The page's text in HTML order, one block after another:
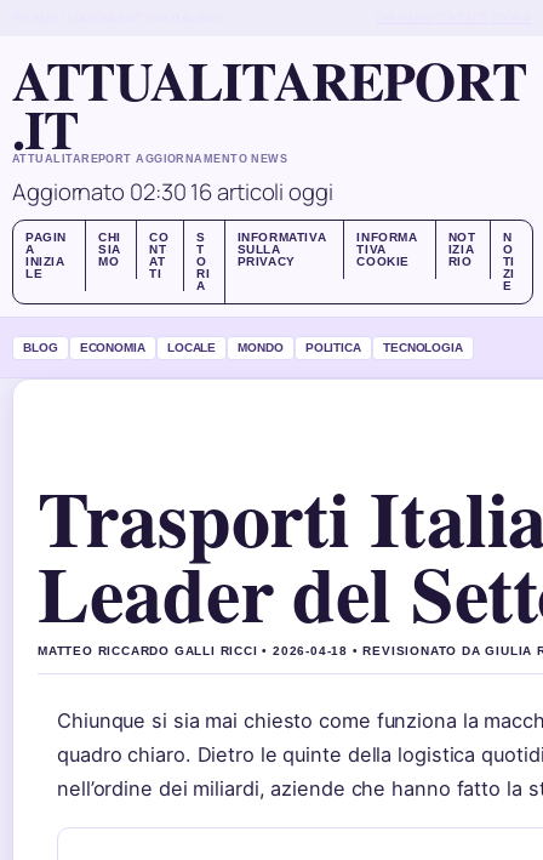
ATTUALITAREPORT
.IT
ATTUALITAREPORT AGGIORNAMENTO NEWS
Aggiornato 02:3016 articoli oggi
PAGIN
A
INIZIA
LE
CHI
SIA
MO
CO
NT
AT
TI
S
T
O
RI
A
INFORMATIVA
SULLA
PRIVACY
INFORMA
TIVA
COOKIE
NOT
IZIA
RIO
N
O
TI
ZI
E
BLOG ECONOMIA LOCALE MONDO POLITICA TECNOLOGIA
Trasporti
Leader del
MATTEO RICCARDO GALLI RICCI • 2026-04-18 • REVISIONATO DA GIULIA
Chiunque si sia mai chiesto come funziona la
quadro chiaro. Dietro le quinte della logistica
nell’ordine dei miliardi, aziende che hanno fatto la